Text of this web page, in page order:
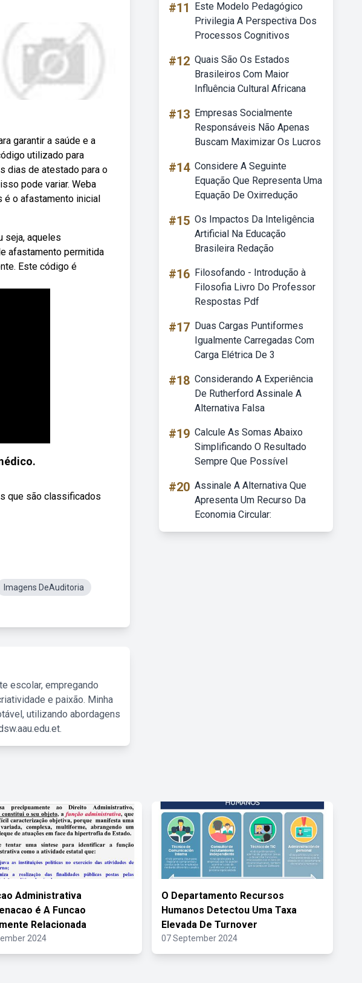
garantir a saúde e a
utilizado para
dias de atestado para o
pode variar. Weba
é o afastamento inicial
seja, aqueles
afastamento permitida
Este código é
que são classificados
Imagens DeAuditoria
escolar, empregando
e paixão. Minha
utilizando abordagens
#11
Este Modelo Pedagógico
Privilegia A Perspectiva Dos
Processos Cognitivos
#12 Quais São Os Estados
Brasileiros Com Maior
Influência Cultural Africana
#13 Empresas Socialmente
Responsáveis Não Apenas
Buscam Maximizar Os Lucros
#14 Considere A Seguinte
Equação Que Representa Uma
Equação De Oxirredução
#15 Os Impactos Da Inteligência
Artificial Na Educação
Brasileira Redação
#16 Filosofando - Introdução à
Filosofia Livro Do Professor
Respostas Pdf
#17 Duas Cargas Puntiformes
Igualmente Carregadas Com
Carga Elétrica De 3
#18 Considerando A Experiência
De Rutherford Assinale A
Alternativa Falsa
#19 Calcule As Somas Abaixo
Simplificando O Resultado
Sempre Que Possível
#20 Assinale A Alternativa Que
Apresenta Um Recurso Da
Economia Circular:
Administrativa
é A Funcao
Relacionada
2024
O Departamento Recursos
Humanos Detectou Uma Taxa
Elevada De Turnover
07 September 2024